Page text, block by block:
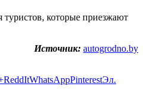
Источник: autogrodno.by
ReddItWhatsAppPinterestЭл.